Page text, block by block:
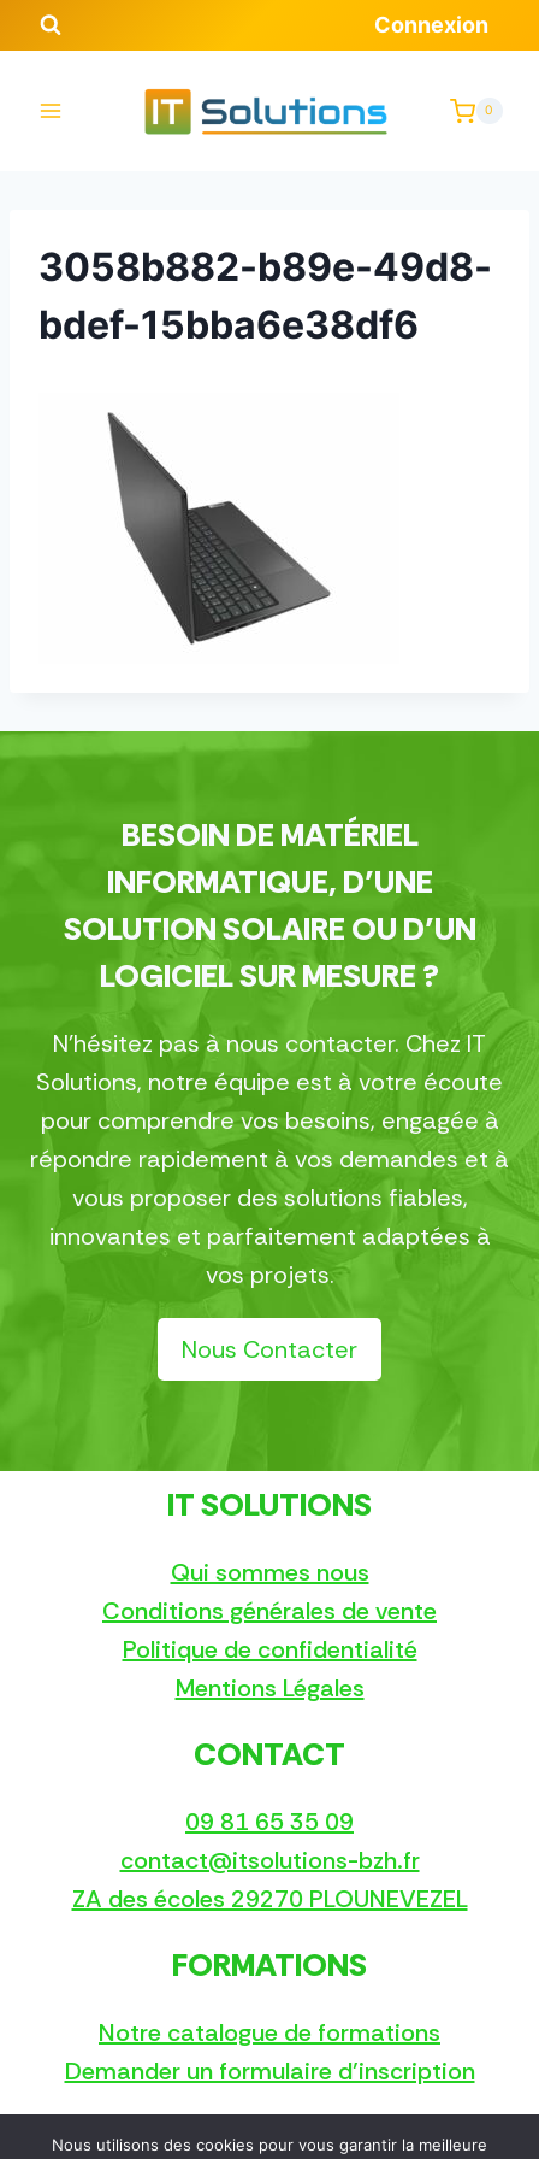
Aller
au
Connexion
0
3058b882-b89e-49d8-
bdef-15bba6e38df6
BESOIN DE MATÉRIEL
INFORMATIQUE, D’UNE
SOLUTION SOLAIRE OU D’UN
LOGICIEL SUR MESURE ?
N’hésitez pas à nous contacter. Chez IT
Solutions, notre équipe est à votre écoute
pour comprendre vos besoins, engagée à
répondre rapidement à vos demandes et à
vous proposer des solutions fiables,
innovantes et parfaitement adaptées à
vos projets.
Nous Contacter
IT SOLUTIONS
Qui sommes nous
Conditions générales de vente
Politique de confidentialité
Mentions Légales
CONTACT
09 81 65 35 09
contact@itsolutions-bzh.fr
ZA des écoles 29270 PLOUNEVEZEL
FORMATIONS
Notre catalogue de formations
Demander un formulaire d’inscription
Copyright © 2025
Nous utilisons des cookies pour vous garantir la meilleure